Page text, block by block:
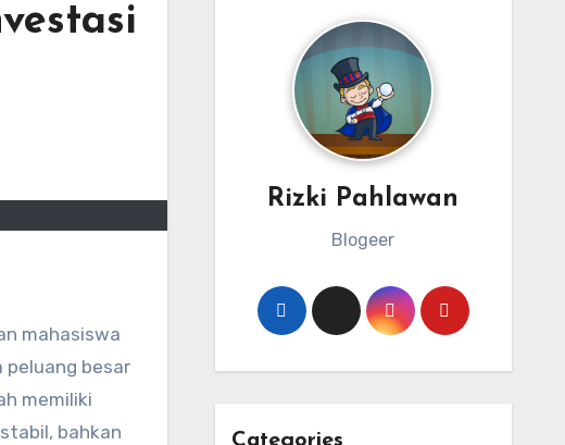
mahasiswa
peluang besar
memiliki
bahkan
Rizki Pahlawan
Blogeer
Categories